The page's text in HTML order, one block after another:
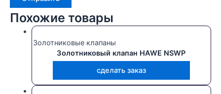
Похожие товары
Золотниковые клапаны
Золотниковый клапан HAWE NSWP
сделать заказ